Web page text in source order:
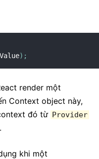
) ;
render một
Context object này,
đó từ Provider
khi một